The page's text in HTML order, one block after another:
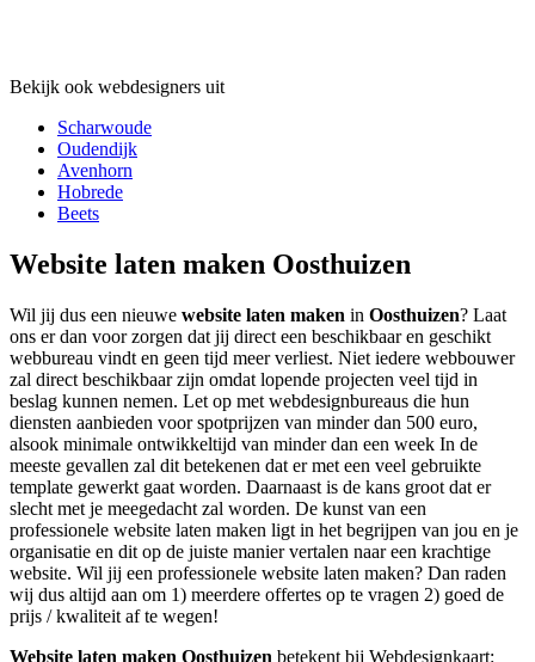
Bekijk ook webdesigners uit
Scharwoude
Oudendijk
Avenhorn
Hobrede
Beets
Website laten maken Oosthuizen
Wil jij dus een nieuwe website laten maken in Oosthuizen? Laat
ons er dan voor zorgen dat jij direct een beschikbaar en geschikt
webbureau vindt en geen tijd meer verliest. Niet iedere webbouwer
zal direct beschikbaar zijn omdat lopende projecten veel tijd in
beslag kunnen nemen. Let op met webdesignbureaus die hun
diensten aanbieden voor spotprijzen van minder dan 500 euro,
alsook minimale ontwikkeltijd van minder dan een week In de
meeste gevallen zal dit betekenen dat er met een veel gebruikte
template gewerkt gaat worden. Daarnaast is de kans groot dat er
slecht met je meegedacht zal worden. De kunst van een
professionele website laten maken ligt in het begrijpen van jou en je
organisatie en dit op de juiste manier vertalen naar een krachtige
website. Wil jij een professionele website laten maken? Dan raden
wij dus altijd aan om 1) meerdere offertes op te vragen 2) goed de
prijs / kwaliteit af te wegen!
Website laten maken Oosthuizen betekent bij Webdesignkaart: